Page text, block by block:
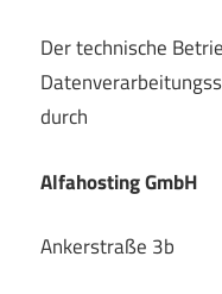
Der technische
durch
Alfahosting GmbH
Ankerstraße 3b